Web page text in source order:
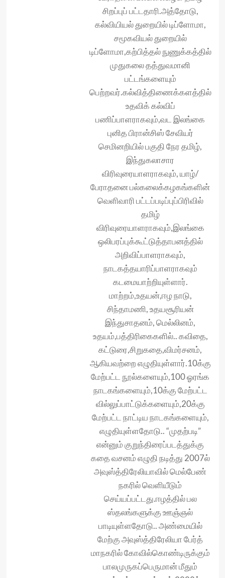
சிறப்புப் பட்டதாரி.அத்தோடு,
கல்வியியல் துறையில் டிப்ளோமா,
சமூகவியல் துறையில்
டிப்ளோமா,கற்பித்தல் நுணுக்கத்தில்
முதுகலை தத்துவமானி
பட்டங்களையும்
பெற்றவர்.கல்வித்திணைக்களத்தில்
உதவிக் கல்விப்
பணிப்பாளராகவும்,வட இலங்கை
புனித பிரான்சிஸ் சேவியர்
செமினறியில் பகுதி நேர‌ தமிழ்,
இந்துகலாசார
விரிவுரையாளராகவும், யாழ்/
பேராதனை பல்கலைக்கழகங்களின்
வெளிவாரி பட்டப்படிப்புப்பிரிவில்
தமிழ்
விரிவுரையாளராகவும்,இலங்கை
ஒலிபரப்புக்கூட்டுத்தாபனத்தில்
அறிவிப்பாளராகவும்,
நாடகத்தயாரிப்பாளராகவும்
கடமையாற்றியுள்ளார்.
மாற்றம்,உதயன்,ஈழ நாடு,
சிந்தாமணி, உதயசூரியன்
இந்துசாதனம், மெல்லினம்,
உதயம்,பத்திரிகைகளில்.. கவிதை,
கட்டுரை,சிறுகதை,விமர்சனம்,
ஆகியவற்றை எழுதியுள்ளார்.10க்கு
மேற்பட்ட நூல்களையும்,100 ஓரங்க
நாடகங்களையும்,10க்கு மேற்பட்ட
வில்லுப்பாட்டுக்களையும்,20க்கு
மேற்பட்ட நாட்டிய நாடகங்களையும்,
எழுதியுள்ளதோடு.. “முதற்படி”
என்னும் குறுந்திரைப்படத்துக்கு
கதை வசனம் எழுதி நடித்து 2007ல்
அவுஸ்த்திரேலியாவில் மெல்பேண்
நகரில் வெளியீடும்
செய்யப்பட்டது.ஈழத்தில் பல
ஸ்தலங்க‌ளுக்கு ஊஞ்ஞல்
பாடியுள்ளதோடு.. அண்மையில்
மேற்கு அவுஸ்த்திரேலியா பேர்த்
மாநகரில் கோவில்கொண்டிருக்கும்
பாலமுருகப்பெருமான் மீதும்